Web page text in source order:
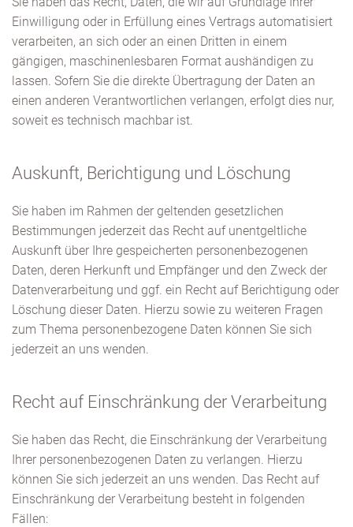
Einwilligung oder in Erfüllung eines Vertrags automatisiert
verarbeiten, an sich oder an einen Dritten in einem
gängigen, maschinenlesbaren Format aushändigen zu
lassen. Sofern Sie die direkte Übertragung der Daten an
einen anderen Verantwortlichen verlangen, erfolgt dies nur,
soweit es technisch machbar ist.
Auskunft, Berichtigung und Löschung
Sie haben im Rahmen der geltenden gesetzlichen
Bestimmungen jederzeit das Recht auf unentgeltliche
Auskunft über Ihre gespeicherten personenbezogenen
Daten, deren Herkunft und Empfänger und den Zweck der
Datenverarbeitung und ggf. ein Recht auf Berichtigung oder
Löschung dieser Daten. Hierzu sowie zu weiteren Fragen
zum Thema personenbezogene Daten können Sie sich
jederzeit an uns wenden.
Recht auf Einschränkung der Verarbeitung
Sie haben das Recht, die Einschränkung der Verarbeitung
Ihrer personenbezogenen Daten zu verlangen. Hierzu
können Sie sich jederzeit an uns wenden. Das Recht auf
Einschränkung der Verarbeitung besteht in folgenden
Fällen: